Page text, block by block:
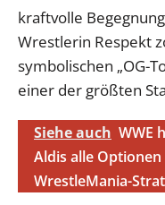
kraftvolle
Wrestlerin Respekt
symbolischen „OG-
einer der größten
Siehe auch WWE
Aldis alle
WrestleMania-